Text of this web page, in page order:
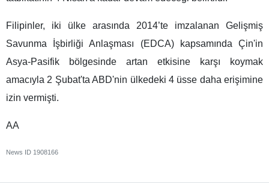
Filipinler, iki ülke arasında 2014’te imzalanan Gelişmiş
Savunma İşbirliği Anlaşması (EDCA) kapsamında Çin'in
Asya-Pasifik bölgesinde artan etkisine karşı koymak
amacıyla 2 Şubat'ta ABD'nin ülkedeki 4 üsse daha erişimine
izin vermişti.
AA
News ID 1908166